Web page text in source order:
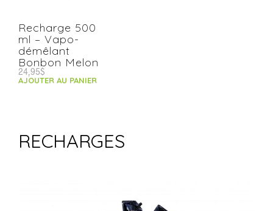
Recharge 500
ml – Vapo-
démêlant
Bonbon Melon
24,95$
AJOUTER AU PANIER
RECHARGES